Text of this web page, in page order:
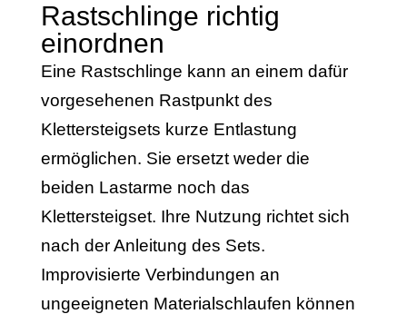
Rastschlinge richtig
einordnen
Eine Rastschlinge kann an einem dafür
vorgesehenen Rastpunkt des
Klettersteigsets kurze Entlastung
ermöglichen. Sie ersetzt weder die
beiden Lastarme noch das
Klettersteigset. Ihre Nutzung richtet sich
nach der Anleitung des Sets.
Improvisierte Verbindungen an
ungeeigneten Materialschlaufen können